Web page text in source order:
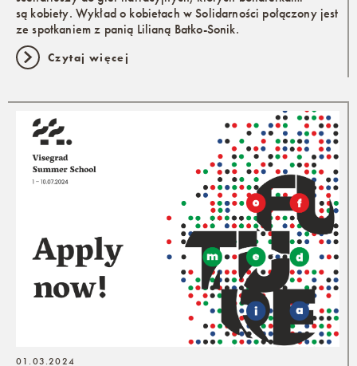
są kobiety. Wykład o kobietach w Solidarności połączony jest
ze spotkaniem z panią Lilianą Batko-Sonik.
Czytaj więcej
01.03.2024